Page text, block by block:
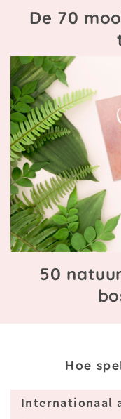
De 70
50
Hoe
Internationaal